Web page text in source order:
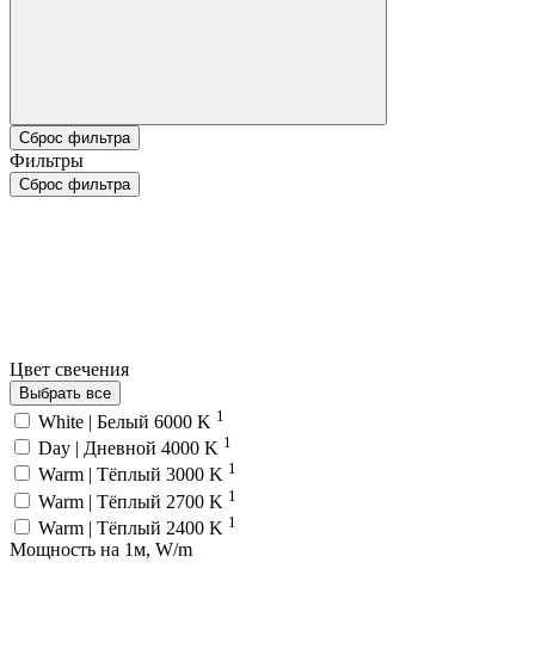
Сброс фильтра
Фильтры
Сброс фильтра
Цвет свечения
Выбрать все
White | Белый 6000 K 1
Day | Дневной 4000 K 1
Warm | Тёплый 3000 K 1
Warm | Тёплый 2700 K 1
Warm | Тёплый 2400 K 1
Мощность на 1м, W/m